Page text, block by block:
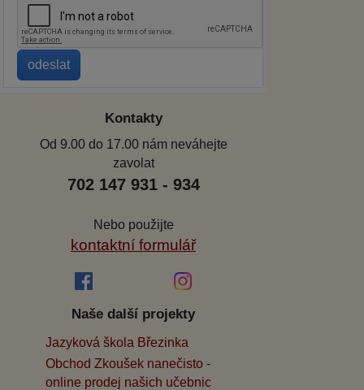
Kontakty
Od 9.00 do 17.00 nám neváhejte
zavolat
702 147 931 - 934
Nebo použijte
kontaktní formulář
Naše další projekty
Jazyková škola Březinka
Obchod Zkoušek nanečisto -
online prodej našich učebnic